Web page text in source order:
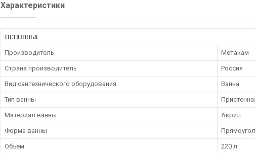
Характеристики
ОСНОВНЫЕ
Производитель Метакам
Страна производитель Россия
Вид сантехнического оборудования Ванна
Тип ванны
Материал ванны Акрил
Форма ванны
Объем 220 л